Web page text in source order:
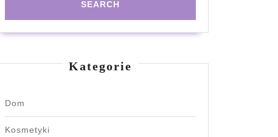
Kategorie
Dom
Kosmetyki